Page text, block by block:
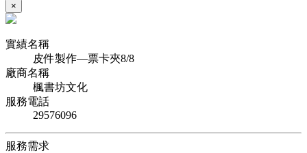
×
實績名稱
皮件製作—票卡夾8/8
廠商名稱
楓書坊文化
服務電話
29576096
服務需求